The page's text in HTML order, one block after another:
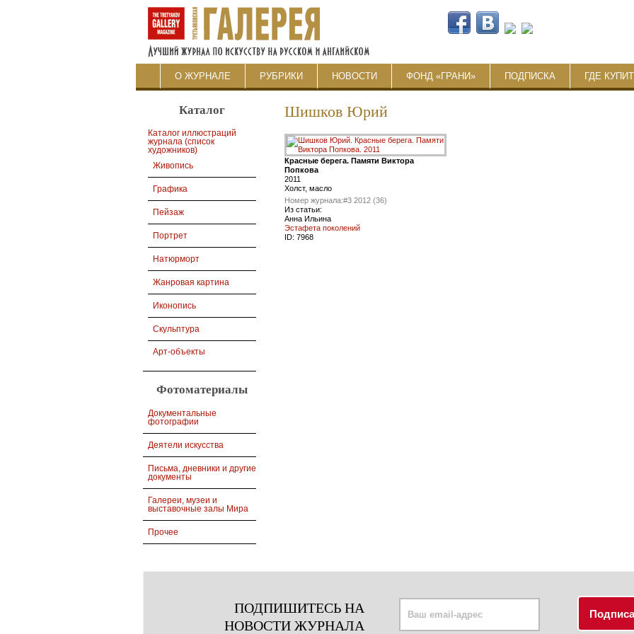
О ЖУРНАЛЕ РУБРИКИ НОВОСТИ ФОНД «ГРАНИ» ПОДПИСКА ГДЕ
Каталог
Каталог иллюстраций
журнала (список
художников)
Живопись
Графика
Пейзаж
Портрет
Натюрморт
Жанровая картина
Иконопись
Скульптура
Арт-объекты
Фотоматериалы
Документальные
фотографии
Деятели искусства
Письма, дневники и другие
документы
Галереи, музеи и
выставочные залы Мира
Прочее
Шишков Юрий
Красные берега. Памяти Виктора
Попкова
2011
Холст, масло
Номер журнала:#3 2012 (36)
Из статьи:
Анна Ильина
Эстафета поколений
ID: 7968
ПОДПИШИТЕСЬ НА
НОВОСТИ ЖУРНАЛА